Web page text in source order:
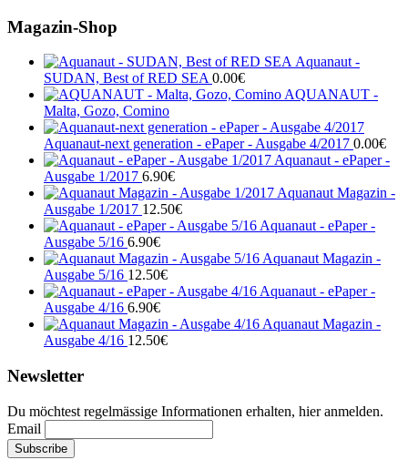
Magazin-Shop
Aquanaut -
SUDAN, Best of RED SEA 0.00€
AQUANAUT -
Malta, Gozo, Comino
Aquanaut-next generation - ePaper - Ausgabe 4/2017 0.00€
Aquanaut - ePaper -
Ausgabe 1/2017 6.90€
Aquanaut Magazin -
Ausgabe 1/2017 12.50€
Aquanaut - ePaper -
Ausgabe 5/16 6.90€
Aquanaut Magazin -
Ausgabe 5/16 12.50€
Aquanaut - ePaper -
Ausgabe 4/16 6.90€
Aquanaut Magazin -
Ausgabe 4/16 12.50€
Newsletter
Du möchtest regelmässige Informationen erhalten, hier anmelden.
Email